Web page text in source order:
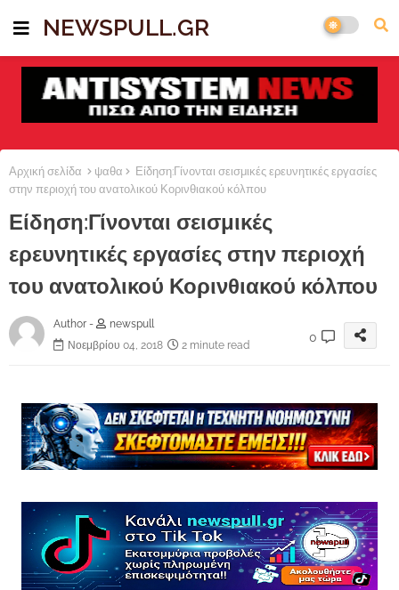
NEWSPULL.GR
Αρχική σελίδα ψαθα
Είδηση:Γίνονται σεισμικές ερευνητικές εργασίες
στην περιοχή του ανατολικού Κορινθιακού κόλπου
Είδηση:Γίνονται σεισμικές
ερευνητικές εργασίες στην περιοχή
του ανατολικού Κορινθιακού κόλπου
Author -
newspull
Νοεμβρίου 04, 2018
2 minute read
0